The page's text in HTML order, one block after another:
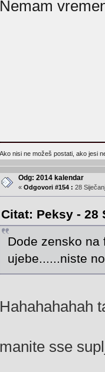
Nemam
Ako nisi ne možeš postati, ako jesi
Odg: 2014 kalendar
« Odgovori #154 : 28
Citat: Peksy - 28
Dode zensko na
ujebe......niste
Hahahahahah
manite sse